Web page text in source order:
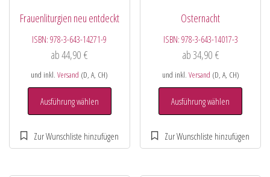
Frauenliturgien neu entdeckt
ISBN:978-3-643-14271-9
ab44,90€
und inkl.Versand (D, A, CH)
Ausführung wählen
Osternacht
ISBN: 978-3-643-14017-3
ab34,90 €
und inkl. Versand (D, A, CH)
Ausführung wählen